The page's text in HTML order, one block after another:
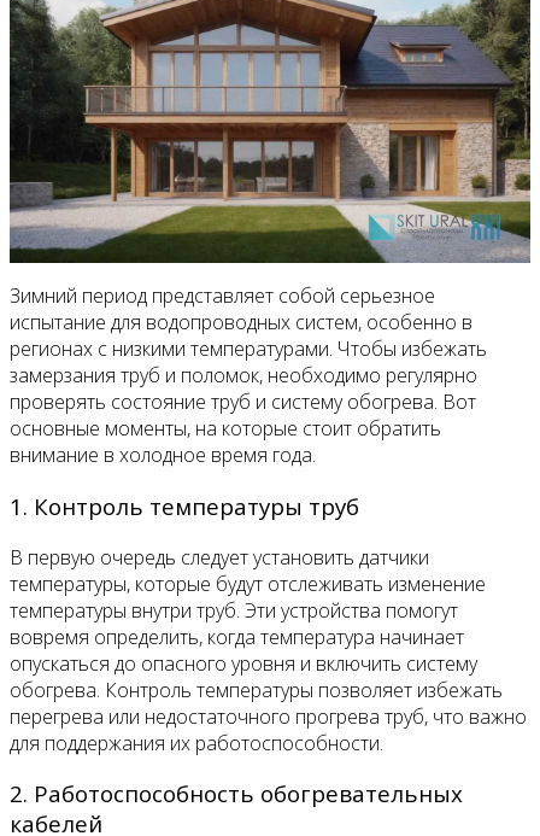
Зимний период представляет собой серьезное
испытание для водопроводных систем, особенно в
регионах с низкими температурами. Чтобы избежать
замерзания труб и поломок, необходимо регулярно
проверять состояние труб и систему обогрева. Вот
основные моменты, на которые стоит обратить
внимание в холодное время года.
1. Контроль температуры труб
В первую очередь следует установить датчики
температуры, которые будут отслеживать изменение
температуры внутри труб. Эти устройства помогут
вовремя определить, когда температура начинает
опускаться до опасного уровня и включить систему
обогрева. Контроль температуры позволяет избежать
перегрева или недостаточного прогрева труб, что важно
для поддержания их работоспособности.
2. Работоспособность обогревательных
кабелей